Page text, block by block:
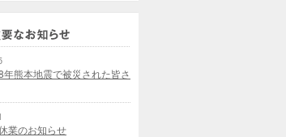
年熊本地震で被災された皆さ
業のお知らせ